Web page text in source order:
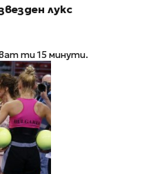
лукс
ти 15 минути.